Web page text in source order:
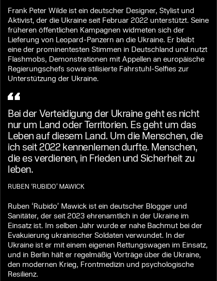
Frank Peter Wilde ist ein deutscher Designer, Stylist und
Aktivist, der die Ukraine seit Februar 2022 unterstützt. Seine
früheren öffentlichen Kampagnen widmeten sich der
Lieferung von Leopard-Panzern an die Ukraine. Er bleibt
eine der prominentesten Stimmen in Deutschland und nutzt
Flashmobs, Demonstrationen mit Appellen an europäische
Regierungschefs sowie stilisierte Fahrstuhl-Selfies zur
Unterstützung der Ukraine.
Bei der Verteidigung der Ukraine geht es nicht
nur um Land oder Territorien. Es geht um das
Leben auf diesem Land. Um die Menschen, die
ich seit 2022 kennenlernen durfte. Menschen,
die es verdienen, in Frieden und Sicherheit zu
leben.
RUBEN ‘RUBIDO’ MAWIСK
Ruben ‘Rubido’ Mawiсk ist ein deutscher Blogger und
Sanitäter, der seit 2023 ehrenamtlich in der Ukraine im
Einsatz ist. Im selben Jahr wurde er nahe Bachmut bei der
Evakuierung ukrainischer Soldaten verwundet. In der
Ukraine ist er mit einem eigenen Rettungswagen im Einsatz,
und in Berlin hält er regelmäßig Vorträge über die Ukraine,
den modernen Krieg, Frontmedizin und psychologische
Resilienz.